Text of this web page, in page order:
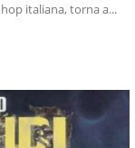
italiana, torna a...